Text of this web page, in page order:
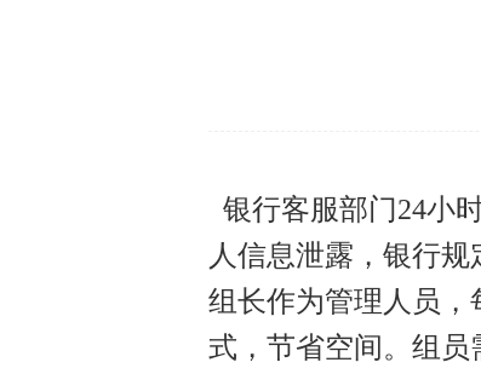
银行客服部门24小
人信息泄露，银行
组长作为管理人员，
式，节省空间。组员